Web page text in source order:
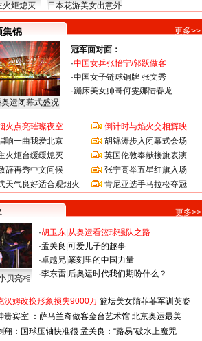
火炬熄灭 日本花游美女出意外
集锦 更多>>
运闭幕式盛况
冠军面对面：
·中国女乒张怡宁/郭跃做客
·中国女子链球铜牌 张文秀
·蹦床美女帅哥何雯娜陆春龙
火点亮璀璨夜空
响一曲我爱北京
火炬台缓缓熄灭
辞再秀中文问候
天气良好适合观烟火
倒计时与焰火交相辉映
胡锦涛步入闭幕式会场
英国伦敦奉献接旗表演
张宁高举五星红旗入场
肯尼亚选手马拉松夺冠
更多>>
贝亮相
·胡卫东 从奥运看篮球强队之路
·孟关良 可爱儿子的趣事
·卓越兄 篆刻里的中国力量
·李东雷 后奥运时代我们期盼什么？
汉姆改换形象损失9000万 篮坛美女隋菲菲军训英姿
贵宾室 ：萨马兰奇做客金台艺术馆 北京奥运最美
翔：国球压轴快准很 孟关良：“路易”破水上魔咒